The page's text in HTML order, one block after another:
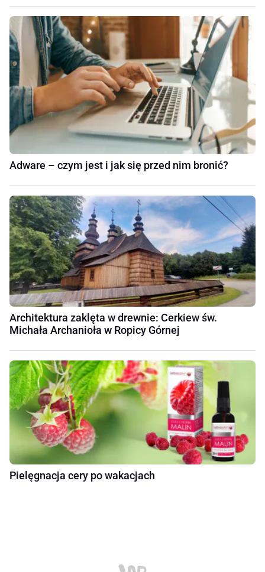
Adware – czym jest i jak się przed nim bronić?
Architektura zaklęta w drewnie: Cerkiew św.
Michała Archanioła w Ropicy Górnej
Pielęgnacja cery po wakacjach